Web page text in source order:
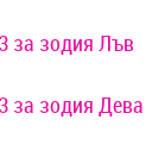
за зодия Лъв
за зодия Дева